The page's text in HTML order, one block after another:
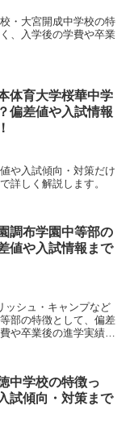
・大宮開成中学校の特
、入学後の学費や卒業
体育大学桜華中学
偏差値や入試情報
や入試傾向・対策だけ
詳しく解説します。
調布学園中等部の
値や入試情報まで
ッシュ・キャンプなど
部の特徴として、偏差
や卒業後の進学実績ま
中学校の特徴っ
試傾向・対策まで